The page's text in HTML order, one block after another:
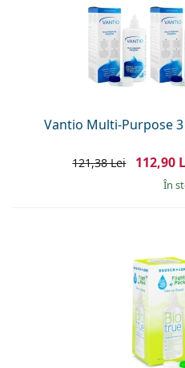
Vantio Multi-Purpose
121,38 Lei 112,90
În